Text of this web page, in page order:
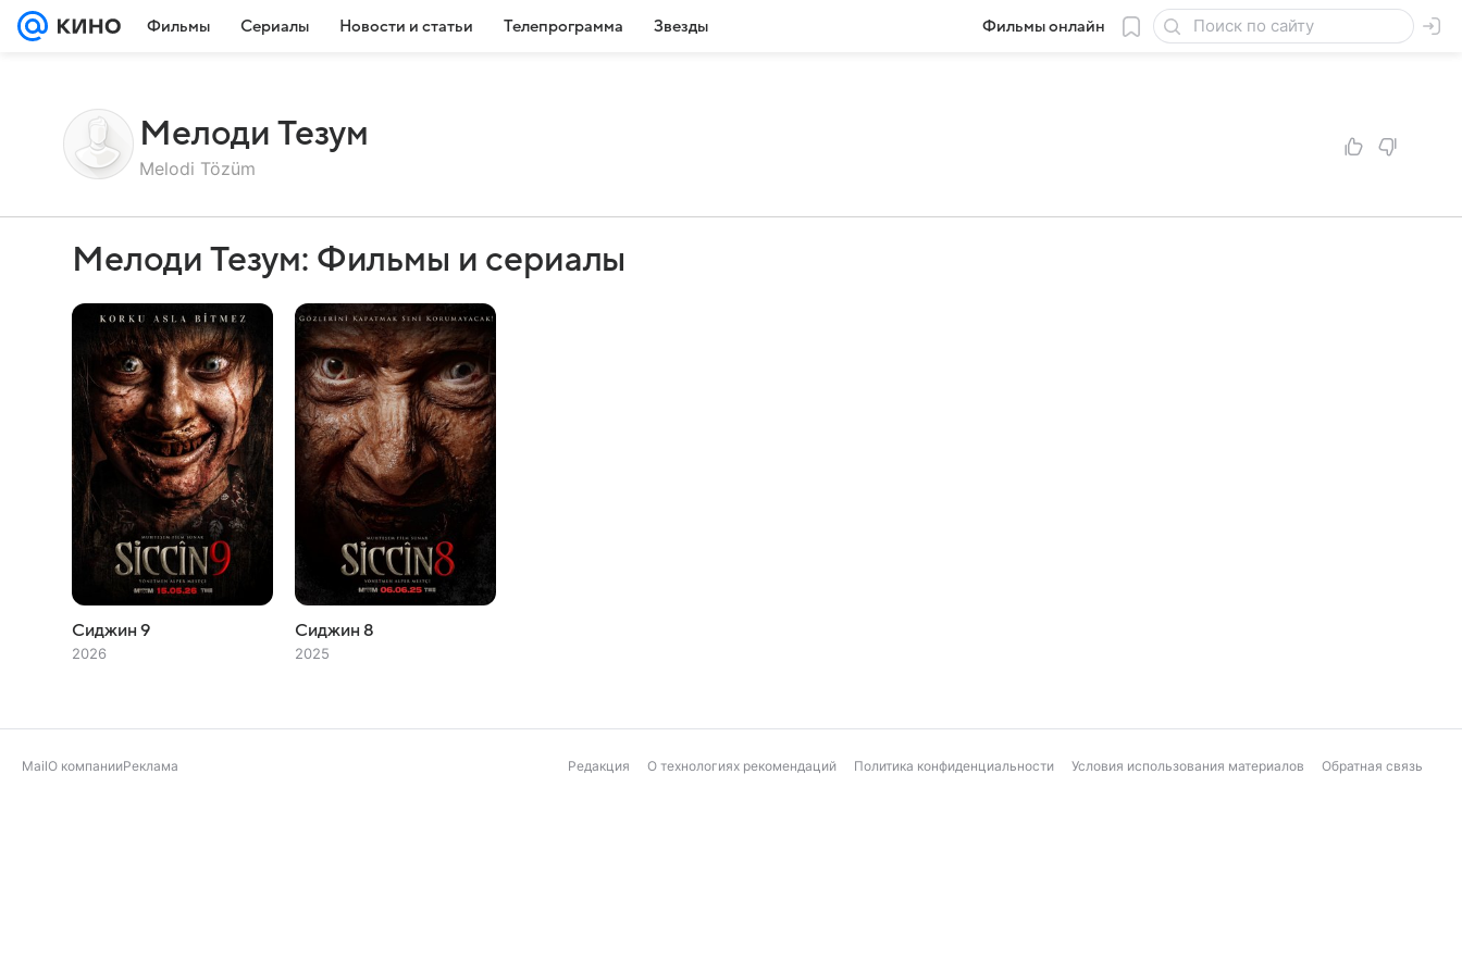
Фильмы Сериалы Новости и статьи Телепрограмма Звезды Фильмы онлайн
Мелоди Тезум
Melodi Tözüm
Мелоди Тезум: Фильмы и сериалы
Сиджин 9
2026
Сиджин 8
2025
MailО компанииРеклама Редакция О технологиях рекомендаций Политика конфиденциальности Условия использования материалов Обратная связь